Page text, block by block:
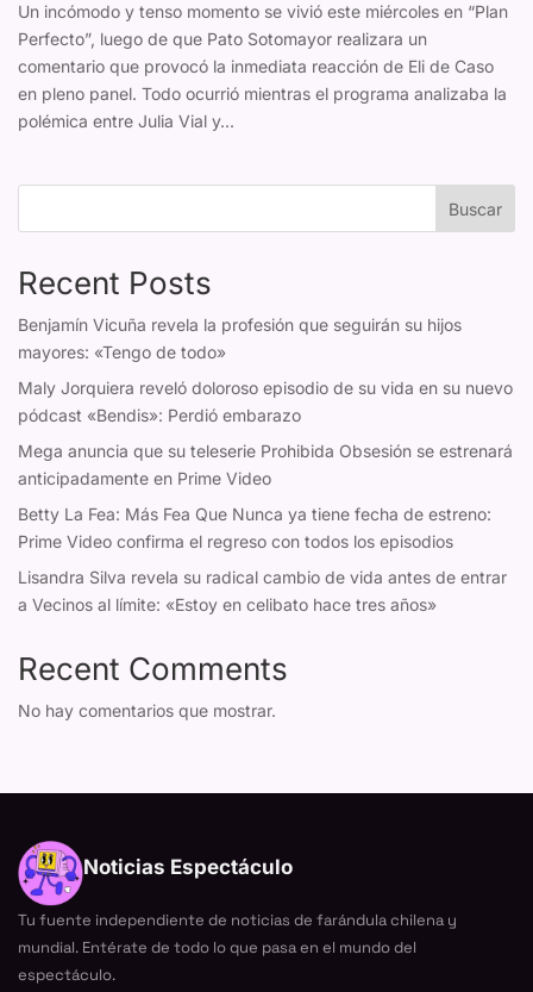
Un incómodo y tenso momento se vivió este miércoles en “Plan
Perfecto”, luego de que Pato Sotomayor realizara un
comentario que provocó la inmediata reacción de Eli de Caso
en pleno panel. Todo ocurrió mientras el programa analizaba la
polémica entre Julia Vial y...
Buscar
Recent Posts
Benjamín Vicuña revela la profesión que seguirán su hijos
mayores: «Tengo de todo»
Maly Jorquiera reveló doloroso episodio de su vida en su nuevo
pódcast «Bendis»: Perdió embarazo
Mega anuncia que su teleserie Prohibida Obsesión se estrenará
anticipadamente en Prime Video
Betty La Fea: Más Fea Que Nunca ya tiene fecha de estreno:
Prime Video confirma el regreso con todos los episodios
Lisandra Silva revela su radical cambio de vida antes de entrar
a Vecinos al límite: «Estoy en celibato hace tres años»
Recent Comments
No hay comentarios que mostrar.
Noticias Espectáculo
Tu fuente independiente de noticias de farándula chilena y
mundial. Entérate de todo lo que pasa en el mundo del
espectáculo.